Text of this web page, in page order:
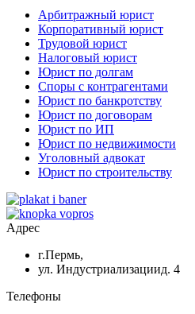
Арбитражный юрист
Корпоративный юрист
Трудовой юрист
Налоговый юрист
Юрист по долгам
Споры с контрагентами
Юрист по банкротству
Юрист по договорам
Юрист по ИП
Юрист по недвижимости
Уголовный адвокат
Юрист по строительству
Адрес
г.Пермь,
ул. Индустриализациид. 4
Телефоны